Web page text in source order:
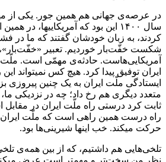
در عرصه‌ی جهانی هم همین جور. یکی از
سال ۱۴۰۰ این بود که آمریکاییها، در
کردند، به زبان خودشان گفتند که ما در
شکست خفّت‌بار خوردیم. تعبیر «خفّت‌بار»،
آمریکایی‌هاست. حادثه‌ی مهمّی است. ملّت
ایران توفیق پیدا کرد. هیچ کس نمیتواند
ایستادگی ملّت ایران به یک چنین پیروزی
متعدد دیگری هم رخ داد؛ چه در نزدیکی
ثابت کرد درستی راه ملّت ایران در مقابل
راه درست همین راهی است که ملّت ایران
حرکت میکند. خب اینها شیرینی‌ها بود.
تلخی‌هایی هم داشتیم، که از بین همه‌ی
نظر من سخت‌تر و مهمتر است عرض